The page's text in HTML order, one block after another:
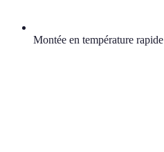
Montée en température rapide